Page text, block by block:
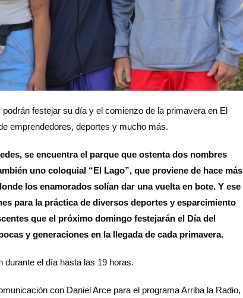
festejar su día y el comienzo de la primavera en El
emprendedores, deportes y mucho más.
se encuentra el parque que ostenta dos nombres
uno coloquial “El Lago”, que proviene de hace más
los enamorados solían dar una vuelta en bote. Y ese
para la práctica de diversos deportes y esparcimiento
que el próximo domingo festejarán el Día del
y generaciones en la llegada de cada primavera.
el día hasta las 19 horas.
con Daniel Arce para el programa Arriba la Radio,